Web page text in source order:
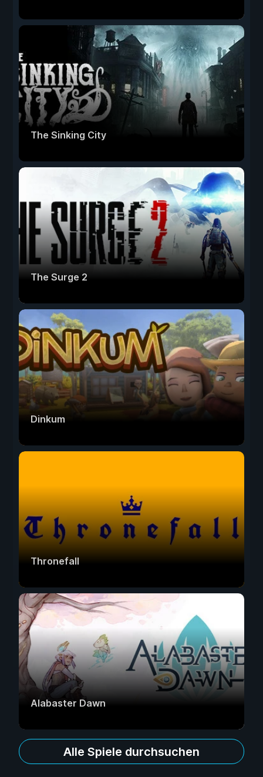
The Sinking City
The Surge 2
Dinkum
Thronefall
Alabaster Dawn
Alle Spiele durchsuchen